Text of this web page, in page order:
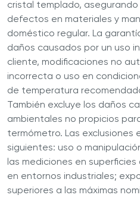
cristal templado,
defectos en materiales y
doméstico regular. La
daños causados por un uso
cliente, modificaciones no
incorrecta o uso en
de temperatura
También excluye los daños
ambientales no propicios
termómetro. Las exclusiones
siguientes: uso o
las mediciones en
en entornos industriales;
superiores a las máximas